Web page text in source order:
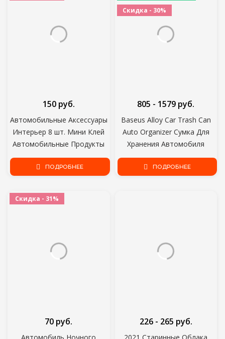
Автомобильные Аксессуары
Интерьер 8 шт. Мини Клей
Автомобильные Продукты
Зарядное Устройство Линия
Застежка Зажим Для
Автомобильный Зажим
Автомобильный
150 руб.
ПОДРОБНЕЕ
Скидка - 30%
Baseus Alloy Car Trash Can
Auto Organizer Сумка Для
Хранения Автомобиля
Мусорное Ведро Пепельница
Пылезащитный Чехол
805 - 1579 руб.
ПОДРОБНЕЕ
Скидка - 31%
Автомобиль Ночного
70 руб.
2021 Старинные Облака
226 - 265 руб.